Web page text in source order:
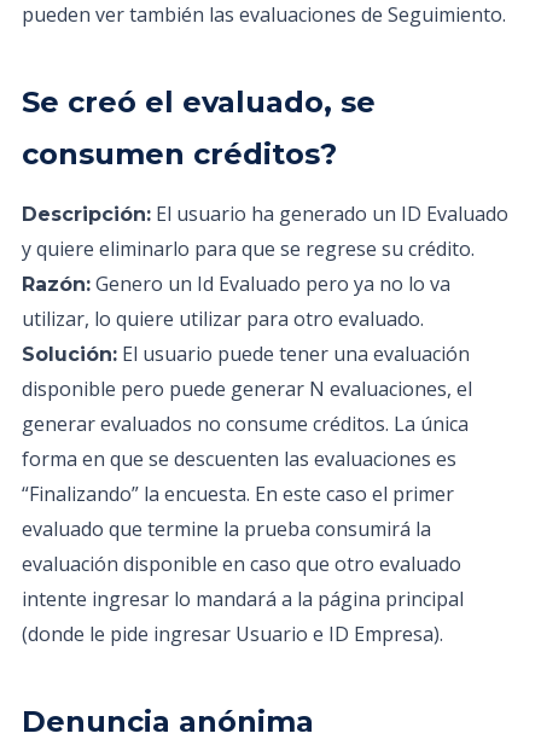
pueden ver también las evaluaciones de Seguimiento.
Se creó el evaluado, se
consumen créditos?
Descripción: El usuario ha generado un ID Evaluado
y quiere eliminarlo para que se regrese su crédito.
Razón: Genero un Id Evaluado pero ya no lo va
utilizar, lo quiere utilizar para otro evaluado.
Solución: El usuario puede tener una evaluación
disponible pero puede generar N evaluaciones, el
generar evaluados no consume créditos. La única
forma en que se descuenten las evaluaciones es
“Finalizando” la encuesta. En este caso el primer
evaluado que termine la prueba consumirá la
evaluación disponible en caso que otro evaluado
intente ingresar lo mandará a la página principal
(donde le pide ingresar Usuario e ID Empresa).
Denuncia anónima